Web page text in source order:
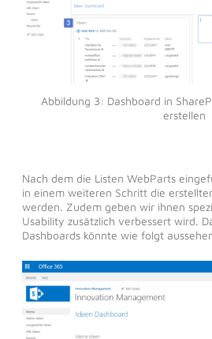
Abbildung 3: Dashboard in
erstellen
Nach dem die Listen WebParts
in einem weiteren Schritt die
werden. Zudem geben wir ihnen
Usability zusätzlich verbessert wird.
Dashboards könnte wie folgt